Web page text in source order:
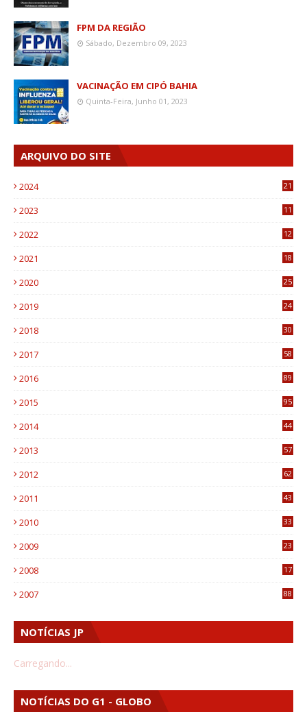
FPM DA REGIÃO
Sábado, Dezembro 09, 2023
VACINAÇÃO EM CIPÓ BAHIA
Quinta-Feira, Junho 01, 2023
ARQUIVO DO SITE
2024 21
2023
11
2022
12
2021
18
2020
25
2019
24
2018
30
2017
58
2016
89
2015
95
2014
44
2013
57
2012
62
2011
43
2010
33
2009
23
2008
17
2007 88
NOTÍCIAS JP
Carregando...
NOTÍCIAS DO G1 - GLOBO